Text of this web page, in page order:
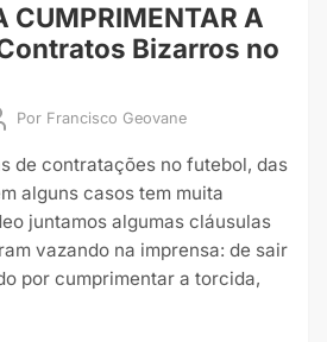
CUMPRIMENTAR A
Bizarros no
Por Francisco Geovane
de contratações no futebol, das
alguns casos tem muita
juntamos algumas cláusulas
vazando na imprensa: de sair
por cumprimentar a torcida,